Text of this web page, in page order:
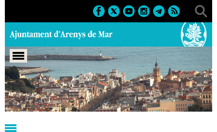
Portada > Regidories > Cultura > Agenda > 03-06-2023